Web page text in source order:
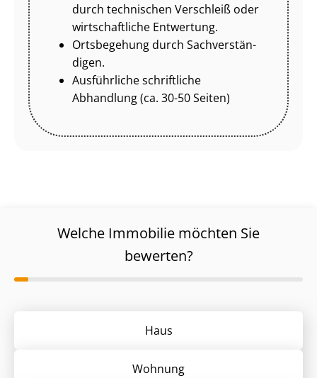
durch technischen Verschleiß oder
wirtschaftliche Entwertung.
Ortsbegehung durch Sach­ver­stän­
di­gen.
Ausführliche schriftliche
Abhandlung (ca. 30-50 Seiten)
Welche Immobilie möchten Sie
bewerten?
Haus
Wohnung